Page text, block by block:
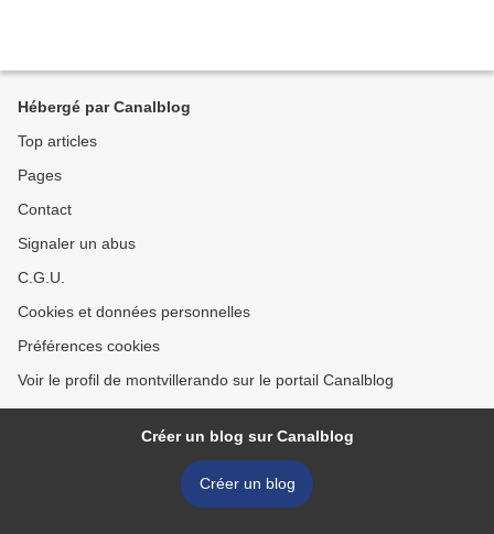
Hébergé par Canalblog
Top articles
Pages
Contact
Signaler un abus
C.G.U.
Cookies et données personnelles
Préférences cookies
Voir le profil de montvillerando sur le portail Canalblog
Créer un blog sur Canalblog
Créer un blog